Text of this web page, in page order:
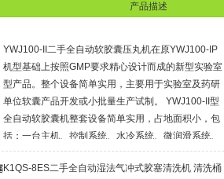
产品描述
YWJ100-II二手全自动软胶囊压丸机在原YWJ100-IP
机型基础上按照GMP要求精心设计而成的新型实验室
型产品。整个设备简单实用，主要用于实验室及药研
单位软囊产品开发或小批量生产试制。 YWJ100-II型
全自动软胶囊机整套设备简单实用，占地面积小，包
括：一台主机、控制系统、水冷系统、微润滑系统、
一台干燥机、一套模具，另有一台HJG100-I型地面化
胶供胶罐与之配套。整套设备用材考究，全部符
K1QS-8ES二手全自动湿法气冲式胶塞清洗机 清洗桶